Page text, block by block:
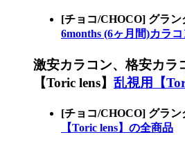
[チョコ/CHOCO] グラ
6months (6ヶ月間)カラ
激安カラコン、格安カラ
【Toric lens】 乱視用【
[チョコ/CHOCO] グラ
【Toric lens】の全商品